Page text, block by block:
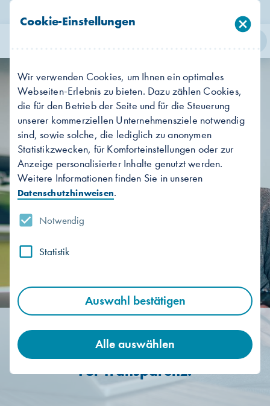
cancel
Cookie-Einstellungen
Wir verwenden Cookies, um Ihnen ein optimales
Webseiten-Erlebnis zu bieten. Dazu zählen Cookies,
die für den Betrieb der Seite und für die Steuerung
unserer kommerziellen Unternehmensziele notwendig
sind, sowie solche, die lediglich zu anonymen
Statistikzwecken, für Komforteinstellungen oder zur
Anzeige personalisierter Inhalte genutzt werden.
Weitere Informationen finden Sie in unseren
Datenschutzhinweisen.
Notwendig
Statistik
Auswahl bestätigen
Alle auswählen
Login Suche Menü
Für Verwalter.
Für Eigentümer.
Für Transparenz.